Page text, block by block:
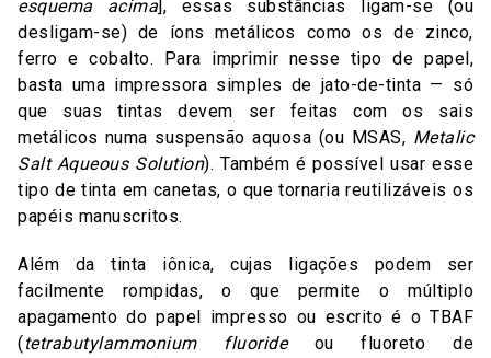
esquema acima], essas substâncias ligam-se (ou
desligam-se) de íons metálicos como os de zinco,
ferro e cobalto. Para imprimir nesse tipo de papel,
basta uma impressora simples de jato-de-tinta — só
que suas tintas devem ser feitas com os sais
metálicos numa suspensão aquosa (ou MSAS, Metalic
Salt Aqueous Solution). Também é possível usar esse
tipo de tinta em canetas, o que tornaria reutilizáveis os
papéis manuscritos.
Além da tinta iônica, cujas ligações podem ser
facilmente rompidas, o que permite o múltiplo
apagamento do papel impresso ou escrito é o TBAF
(tetrabutylammonium fluorideou fluoreto de